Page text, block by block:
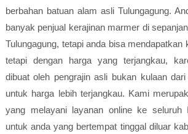
berbahan batuan alam asli Tulungagung.
banyak penjual kerajinan marmer di
Tulungagung, tetapi anda bisa mendapatkan
tetapi dengan harga yang terjangkau,
dibuat oleh pengrajin asli bukan kulaan
untuk harga lebih terjangkau. Kami
yang melayani layanan online ke seluruh
untuk anda yang bertempat tinggal diluar